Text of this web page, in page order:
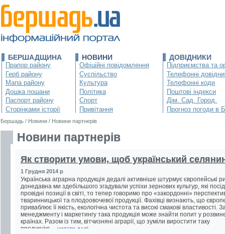
БЕРШАДЩИНА
Прапор району
Герб району
Мапа району
Дошка пошани
Паспорт району
Сторінками історії
НОВИНИ
Офіційні повідомлення
Суспільство
Культура
Політика
Спорт
Привітання
ДОВІДНИКИ
Підприємства та
Телефонні
Телефонні коди
Поштові індекси
Дім. Сад. Город.
Прогноз погоди в
Бершадь / Новини / Новини партнерів
Новини партнерів
Як створити умови, щоб український
1 Грудня 2014 р
Українська аграрна продукція дедалі активніше штурмує європейські
донедавна ми здебільшого згадували успіхи зернових культур, які
провідні позиції в світі, то тепер говоримо про «закордонні»
тваринницької та плодоовочевої продукції. Фахівці визнають, що
приваблює її якість, екологічна чистота та високі смакові властивості.
менеджменту і маркетингу така продукція може знайти попит у
країнах. Разом із тим, вітчизняні аграрії, що зуміли виростити таку
продукцію,... читати далі ...